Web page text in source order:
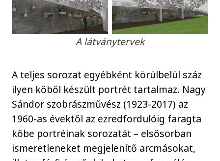
A látványtervek
A teljes sorozat egyébként körülbelül száz
ilyen kőből készült portrét tartalmaz. Nagy
Sándor szobrászművész (1923-2017) az
1960-as évektől az ezredfordulóig faragta
kőbe portréinak sorozatát – elsősorban
ismeretleneket megjelenítő arcmásokat,